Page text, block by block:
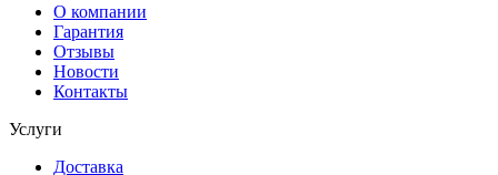
О компании
Гарантия
Отзывы
Новости
Контакты
Услуги
Доставка